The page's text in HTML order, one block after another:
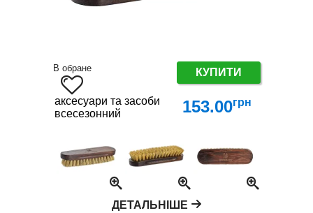
В обране КУПИТИ
аксесуари та засоби по догляду за взуттям
всесезонний
153.00грн
ДЕТАЛЬНІШЕ